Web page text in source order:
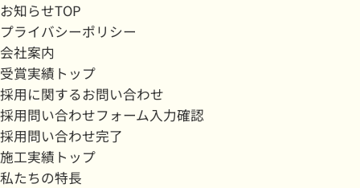
お知らせTOP
プライバシーポリシー
会社案内
受賞実績トップ
採用に関するお問い合わせ
採用問い合わせフォーム入力確認
採用問い合わせ完了
施工実績トップ
私たちの特長